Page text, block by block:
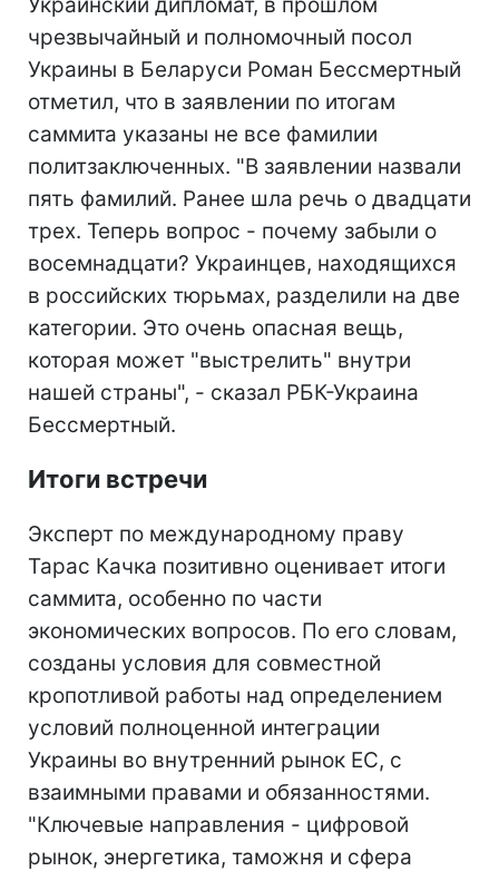
чрезвычайный и полномочный посол
Украины в Беларуси Роман Бессмертный
отметил, что в заявлении по итогам
саммита указаны не все фамилии
политзаключенных. "В заявлении назвали
пять фамилий. Ранее шла речь о двадцати
трех. Теперь вопрос - почему забыли о
восемнадцати? Украинцев, находящихся
в российских тюрьмах, разделили на две
категории. Это очень опасная вещь,
которая может "выстрелить" внутри
нашей страны", - сказал РБК-Украина
Бессмертный.
Итоги встречи
Эксперт по международному праву
Тарас Качка позитивно оценивает итоги
саммита, особенно по части
экономических вопросов. По его словам,
созданы условия для совместной
кропотливой работы над определением
условий полноценной интеграции
Украины во внутренний рынок ЕС, с
взаимными правами и обязанностями.
"Ключевые направления - цифровой
рынок, энергетика, таможня и сфера